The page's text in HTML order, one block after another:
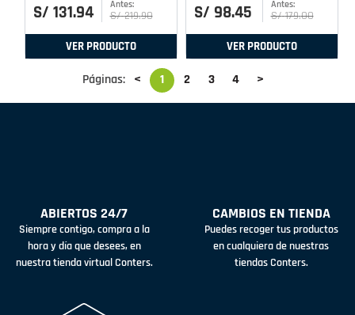
S/ 131.94 S/ 219.90
VER PRODUCTO
S/ 98.45 S/ 179.00
VER PRODUCTO
Páginas: < 1 2 3 4 >
ABIERTOS 24/7
Siempre contigo, compra a la
hora y día que desees, en
nuestra tienda virtual Conters.
CAMBIOS EN TIENDA
Puedes recoger tus productos
en cualquiera de nuestras
tiendas Conters.